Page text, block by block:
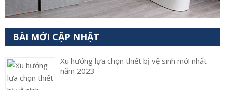
BÀI MỚI CẬP NHẬT
Xu hướng lựa chọn thiết bị vệ sinh mới nhất
năm 2023